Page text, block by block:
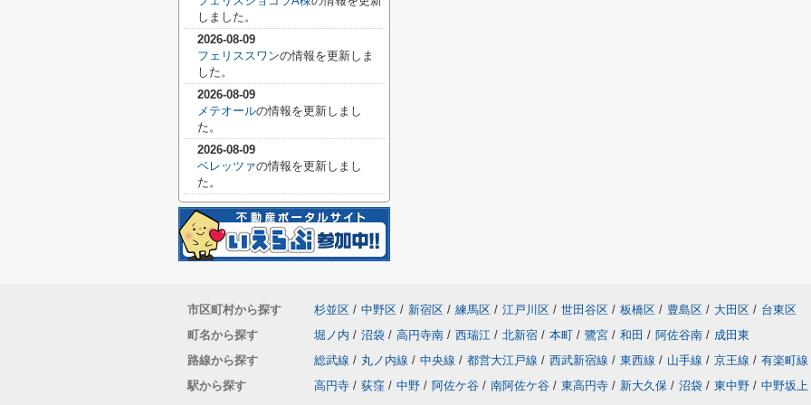
しました。
2026-08-09
フェリススワンの情報を更新しま
した。
2026-08-09
メテオールの情報を更新しまし
た。
2026-08-09
ベレッツァの情報を更新しまし
た。
市区町村から探す 杉並区 / 中野区 / 新宿区 / 練馬区 / 江戸川区 / 世田谷区 / 板橋区 / 豊島区 / 大田区 / 台東区
町名から探す
堀ノ内 / 沼袋 / 高円寺南 / 西瑞江 / 北新宿 / 本町 / 鷺宮 / 和田 / 阿佐谷南 / 成田東
路線から探す
総武線 / 丸ノ内線 / 中央線 / 都営大江戸線 / 西武新宿線 / 東西線 / 山手線 / 京王線 / 有楽町線
駅から探す
高円寺 / 荻窪 / 中野 / 阿佐ケ谷 / 南阿佐ケ谷 / 東高円寺 / 新大久保 / 沼袋 / 東中野 / 中野坂上